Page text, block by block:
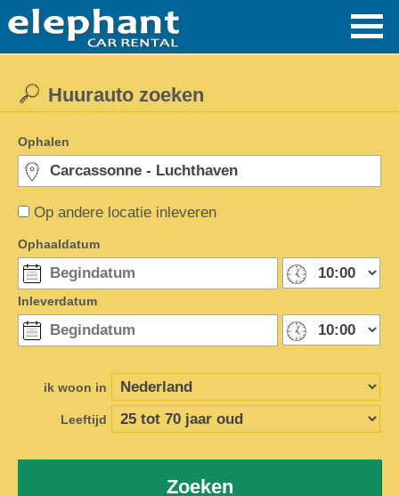
Op andere locatie inleveren
Huurauto zoeken
Ophalen
Ophaaldatum
Inleverdatum
ik woon in
Leeftijd
Zoeken